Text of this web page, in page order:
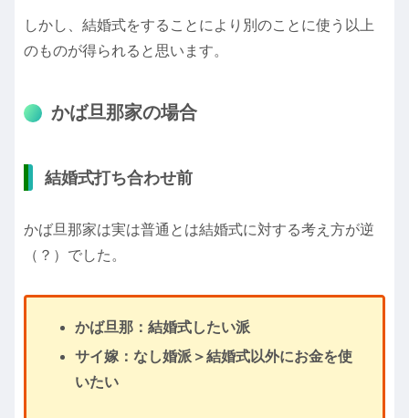
しかし、結婚式をすることにより別のことに使う以上
のものが得られると思います。
かば旦那家の場合
結婚式打ち合わせ前
かば旦那家は実は普通とは結婚式に対する考え方が逆
（？）でした。
かば旦那：結婚式したい派
サイ嫁：なし婚派＞結婚式以外にお金を使
いたい